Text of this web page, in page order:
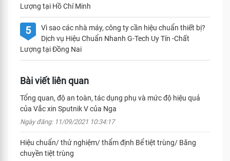
Lượng tại Hồ Chí Minh
5
Vì sao các nhà máy, công ty cần hiệu chuẩn thiết bị?
Dịch vụ Hiệu Chuẩn Nhanh G-Tech Uy Tín -Chất
Lượng tại Đồng Nai
Bài viết liên quan
Tổng quan, độ an toàn, tác dụng phụ và mức độ hiệu quả
của Vắc xin Sputnik V của Nga
Ngày đăng: 11/09/2021 10:34:17
Hiệu chuẩn/ thử nghiệm/ thẩm định Bể tiệt trùng/ Băng
chuyền tiệt trùng